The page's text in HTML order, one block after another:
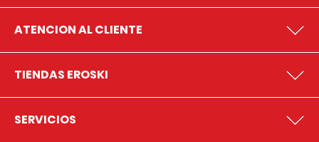
ATENCION AL CLIENTE
TIENDAS EROSKI
SERVICIOS